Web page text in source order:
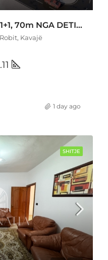
SHITET APARTAMENT 1+1, 70m NGA DETI NË MALIN E ROBIT, KAVAJË
Kavajë
1 day ago
SHITJE